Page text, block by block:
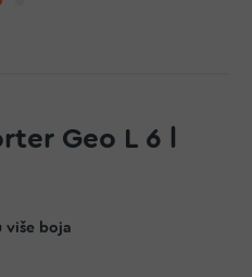
Geo L 6 l
više boja